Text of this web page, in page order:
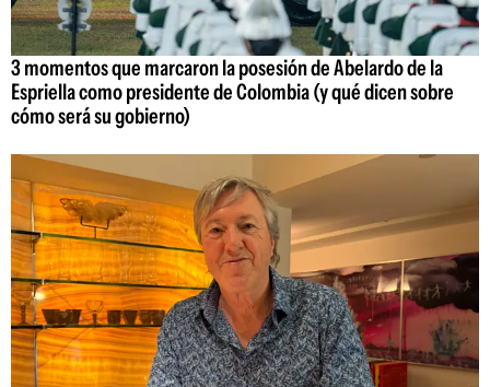
3 momentos que marcaron la posesión de Abelardo de la
Espriella como presidente de Colombia (y qué dicen sobre
cómo será su gobierno)